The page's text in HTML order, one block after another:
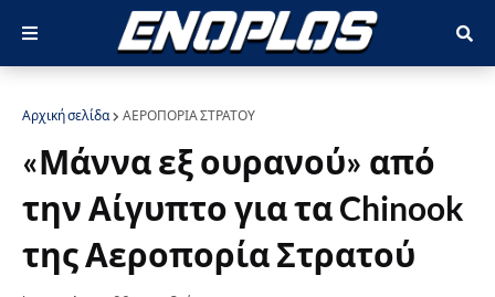
Αρχική σελίδα ΑΕΡΟΠΟΡΙΑ ΣΤΡΑΤΟΥ
«Μάννα εξ ουρανού» από
την Αίγυπτο για τα Chinook
της Αεροπορία Στρατού